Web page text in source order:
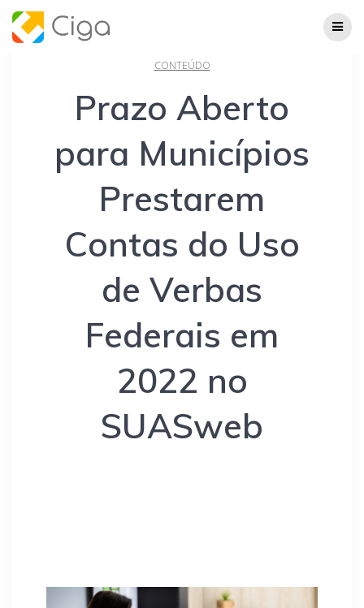
CONTEÚDO
Prazo Aberto
para Municípios
Prestarem
Contas do Uso
de Verbas
Federais em
2022 no
SUASweb